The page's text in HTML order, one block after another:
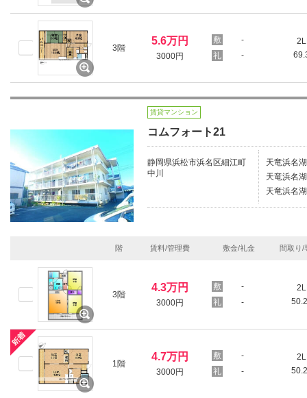
3階
5.6万円
3000円
-
-
賃貸マンション
コムフォート21
静岡県浜松市浜名区細江町
中川
天竜浜名
天竜浜名
天竜浜名
階 賃料/管理費 敷金/礼金 間取り/
3階
4.3万円
3000円
-
-
1階
4.7万円
3000円
-
-